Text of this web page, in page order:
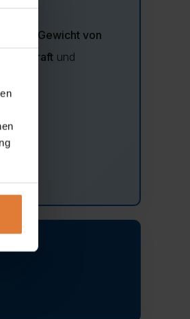
Gewicht von
Stützkraft und